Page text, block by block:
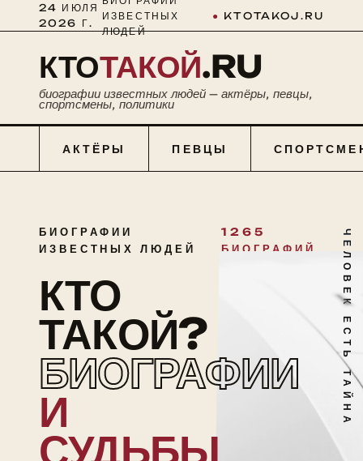
24 ИЮЛЯ
2026 Г.
ИЗВЕСТНЫХ
ЛЮДЕЙ
● KTOTAKOJ.RU
КТОТАКОЙ.RU
биографии известных людей — актёры, певцы,
спортсмены, политики
АКТЁРЫ ПЕВЦЫ
БИОГРАФИИ
ИЗВЕСТНЫХ ЛЮДЕЙ
1265
БИОГРАФИЙ
КТО
ТАКОЙ?
БИОГРАФИИ
И
СУДЬБЫ
ЧЕЛОВЕК ЕСТЬ ТАЙНА